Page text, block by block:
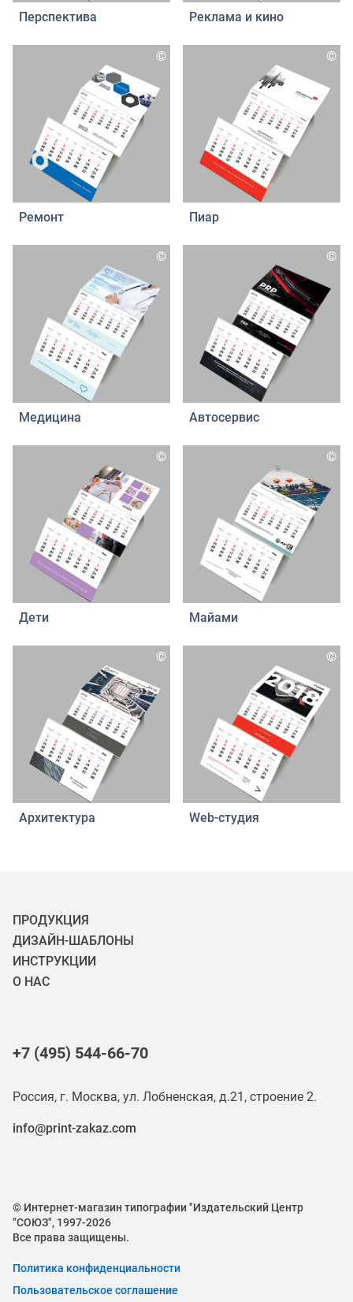
Перспектива Реклама и кино
©
Ремонт
©
Пиар
©
Медицина
©
Автосервис
©
Дети
©
Майами
©
Архитектура
©
Web-студия
ПРОДУКЦИЯ
ДИЗАЙН-ШАБЛОНЫ
ИНСТРУКЦИИ
О НАС
+7 (495) 544-66-70
Россия, г. Москва, ул. Лобненская, д.21, строение 2.
info@print-zakaz.com
© Интернет-магазин типографии "Издательский Центр
"СОЮЗ", 1997-2026
Все права защищены.
Политика конфиденциальности
Пользовательское соглашение